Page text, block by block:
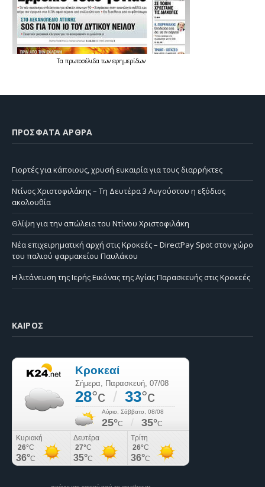
Τα πρωτοσέλιδατων εφημερίδων
ΠΡΌΣΦΑΤΑ ΆΡΘΡΑ
Γιορτές για κάποιους, χρυσή ευκαιρία για τους διαρρήκτες
Ντίνος Χριστοφιλάκης – Τη Δευτέρα 3 Αυγούστου η εξόδιος
ακολουθία
Θλίψη για την απώλεια του Ντίνου Χριστοφιλάκη
Νέα επιχειρηματική αρχή στις Κροκεές – DirectPay Spot στον χώρο
του παλιού φαρμακείου Παυλάκου
Η λιτάνευση της Ιερής Εικόνας της Αγίας Παρασκευής στις Κροκεές
ΚΑΙΡΌΣ